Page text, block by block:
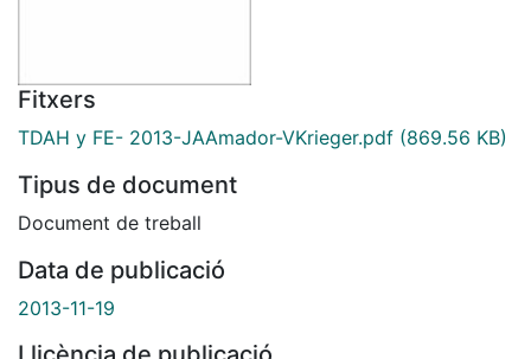
Fitxers
TDAH y FE- 2013-JAAmador-VKrieger.pdf (869.56 KB)
Tipus de document
Document de treball
Data de publicació
2013-11-19